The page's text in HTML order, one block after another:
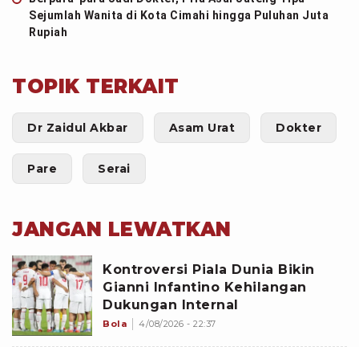
Sejumlah Wanita di Kota Cimahi hingga Puluhan Juta
Rupiah
TOPIK TERKAIT
Dr Zaidul Akbar Asam Urat Dokter
Pare Serai
JANGAN LEWATKAN
Kontroversi Piala Dunia Bikin
Gianni Infantino Kehilangan
Dukungan Internal
Bola 4/08/2026 - 22:37